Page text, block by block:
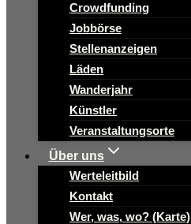
Crowdfunding
Jobbörse
Stellenanzeigen
Läden
Wanderjahr
Künstler
Veranstaltungsorte
Über uns
Werteleitbild
Kontakt
Wer, was, wo? (Karte)